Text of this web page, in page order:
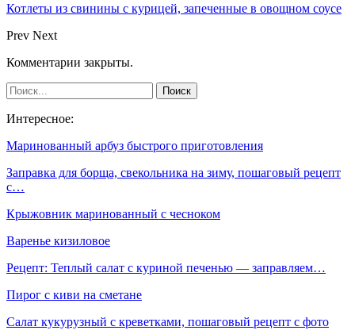
Котлеты из свинины с курицей, запеченные в овощном соусе
Prev Next
Комментарии закрыты.
Интересное:
Маринованный арбуз быстрого приготовления
Заправка для борща, свекольника на зиму, пошаговый рецепт
с…
Крыжовник маринованный с чесноком
Варенье кизиловое
Рецепт: Теплый салат с куриной печенью — заправляем…
Пирог с киви на сметане
Салат кукурузный с креветками, пошаговый рецепт с фото